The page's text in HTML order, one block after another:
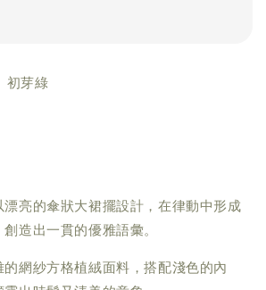
初芽綠
亮的傘狀大裙擺設計，在律動中形成
造出一貫的優雅語彙。
網紗方格植絨面料，搭配淺色的內